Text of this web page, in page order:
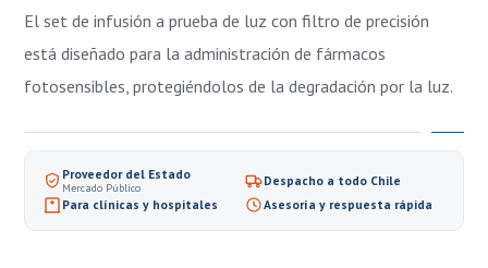
El set de infusión a prueba de luz con filtro de precisión
está diseñado para la administración de fármacos
fotosensibles, protegiéndolos de la degradación por la luz.
Proveedor del Estado
Mercado Público
Despacho a todo Chile
Para clínicas y hospitales
Asesoría y respuesta rápida